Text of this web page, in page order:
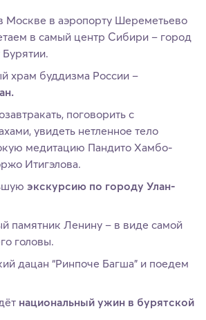
Москве в аэропорту Шереметьево
в самый центр Сибири – город
храм буддизма России –
поговорить с
увидеть нетленное тело
медитацию Пандито Хамбо-
Итигэлова.
экскурсию по городу Улан-
памятник Ленину – в виде самой
головы.
дацан “Ринпоче Багша” и поедем
национальный ужин в бурятской